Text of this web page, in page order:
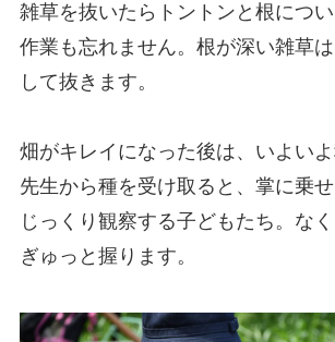
雑草を抜いたらトントンと根につ
作業も忘れません。根が深い雑草
して抜きます。
畑がキレイになった後は、いよいよ
先生から種を受け取ると、掌に乗
じっくり観察する子どもたち。な
ぎゅっと握ります。